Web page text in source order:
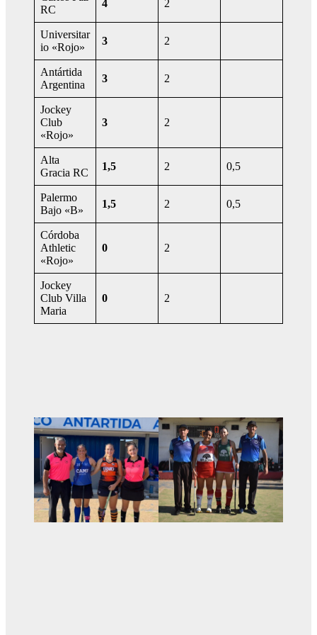
RC
4 2
Universitar
io «Rojo»
3 2
Antártida
Argentina
3 2
Jockey
Club
«Rojo»
3 2
Alta
Gracia RC
1,5 2 0,5
Palermo
Bajo «B»
1,5 2 0,5
Córdoba
Athletic
«Rojo»
0 2
Jockey
Club Villa
Maria
0 2